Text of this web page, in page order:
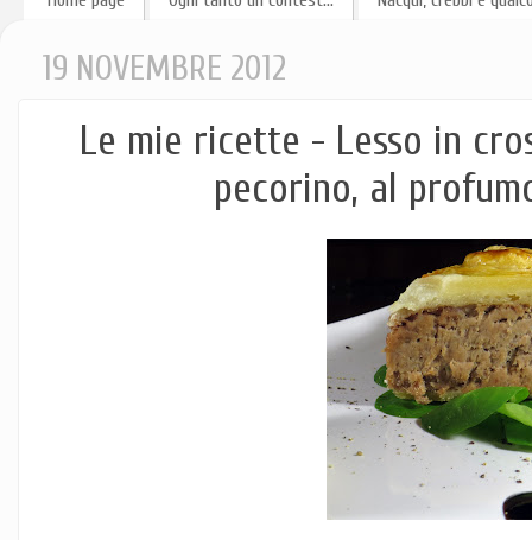
19 NOVEMBRE 2012
Le mie ricette - Lesso in
pecorino, al